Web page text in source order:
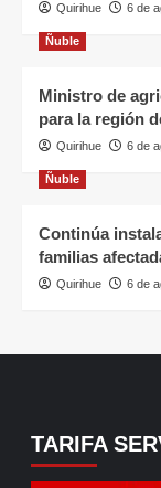
Quirihue 6 de
Ñuble
Ministro de
para la región
Quirihue 6 de
Ñuble
Continúa
familias
Quirihue 6 de
TARIFA